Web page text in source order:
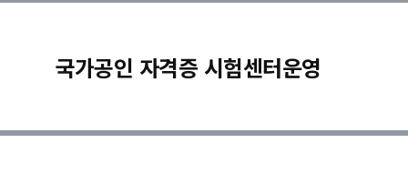
국가공인 자격증 시험센터운영